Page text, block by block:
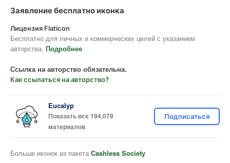
Заявление бесплатно иконка
Лицензия Flaticon
Бесплатно для личных и коммерческих целей с указанием
авторства. Подробнее
Ссылка на авторство обязательна.
Как ссылаться на авторство?
Eucalyp
Показать все 194,078
материалов
Подписаться
Больше иконок из пакета Cashless Society